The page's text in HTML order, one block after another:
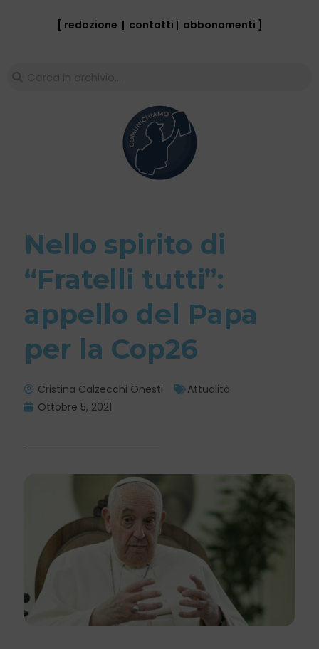
[ redazione | contatti | abbonamenti ]
Nello spirito di
“Fratelli tutti”:
appello del Papa
per la Cop26
Cristina Calzecchi Onesti
Attualità
Ottobre 5, 2021